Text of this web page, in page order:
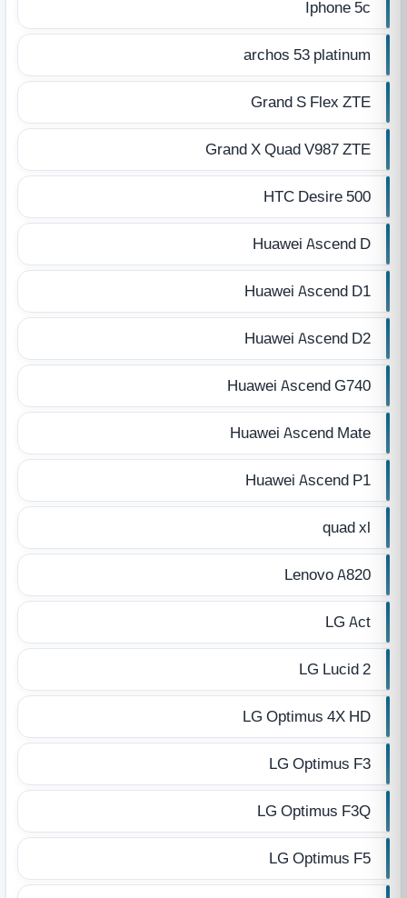
Iphone 5c
archos 53 platinum
Grand S Flex ZTE
Grand X Quad V987 ZTE
HTC Desire 500
Huawei Ascend D
Huawei Ascend D1
Huawei Ascend D2
Huawei Ascend G740
Huawei Ascend Mate
Huawei Ascend P1
quad xl
Lenovo A820
LG Act
LG Lucid 2
LG Optimus 4X HD
LG Optimus F3
LG Optimus F3Q
LG Optimus F5